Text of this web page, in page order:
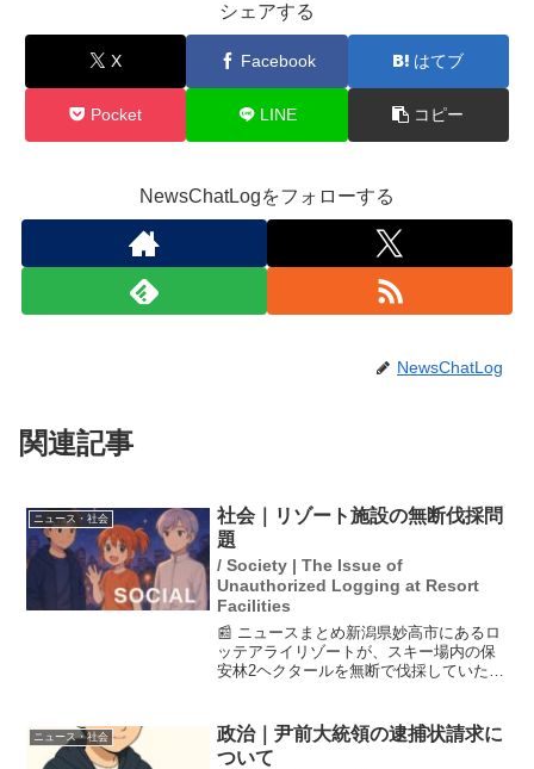
シェアする
X Facebook はてブ
Pocket LINE コピー
NewsChatLogをフォローする
NewsChatLog
関連記事
ニュース・社会
社会｜リゾート施設の無断伐採問
題
/ Society | The Issue of
Unauthorized Logging at Resort
Facilities
📰 ニュースまとめ新潟県妙高市にあるロ
ッテアライリゾートが、スキー場内の保
安林2ヘクタールを無断で伐採していたこ
するよう行政指導を行いました。地域の
自然環境保護が求めら...
ニュース・社会
政治｜尹前大統領の逮捕状請求に
ついて